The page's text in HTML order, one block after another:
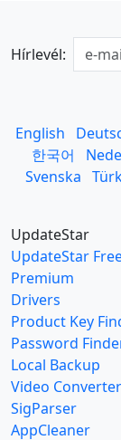
Hírlevél:
English
한국어
Svenska
UpdateStar
UpdateStar
Premium
Drivers
Product Key
Password
Local Backup
Video Converter
SigParser
AppCleaner